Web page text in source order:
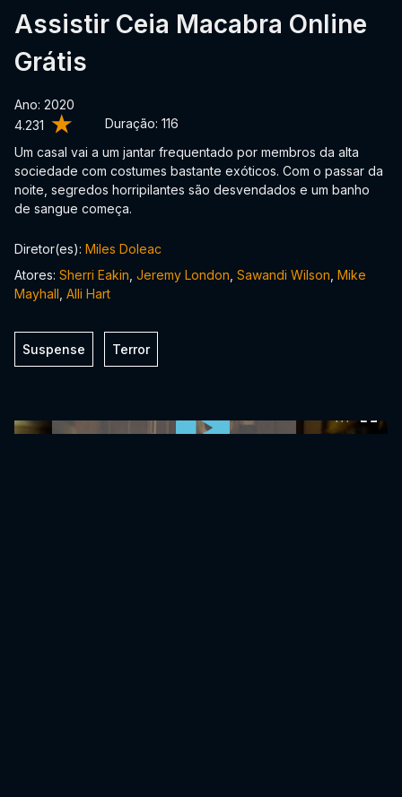
4.231 Duração: 116
Assistir Ceia Macabra Online
Grátis
Ano: 2020
Um casal vai a um jantar frequentado por membros da alta
sociedade com costumes bastante exóticos. Com o passar da
noite, segredos horripilantes são desvendados e um banho
de sangue começa.
Diretor(es): Miles Doleac
Atores: Sherri Eakin Jeremy London Sawandi Wilson Mike
Mayhall Alli Hart
Suspense Terror